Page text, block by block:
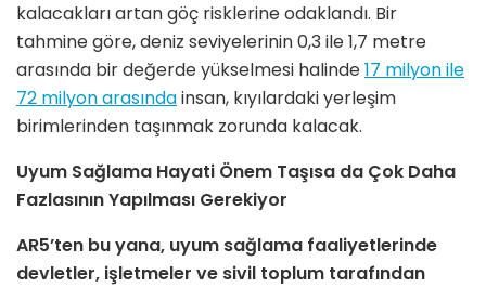
kalacakları artan göç risklerine odaklandı. Bir
tahmine göre, deniz seviyelerinin 0,3 ile 1,7 metre
arasında bir değerde yükselmesi halinde17 milyon ile
72 milyon arasındainsan, kıyılardaki yerleşim
birimlerinden taşınmak zorunda kalacak.
Uyum Sağlama Hayati Önem Taşısa da Çok Daha
Fazlasının Yapılması Gerekiyor
AR5’ten bu yana, uyum sağlama faaliyetlerinde
devletler, işletmeler ve sivil toplum tarafından